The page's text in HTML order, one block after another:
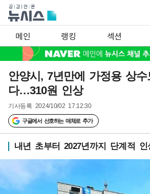
메인 랭킹 섹션
안양시, 7년만에 가정용 상
다…310원 인상
기사등록 2024/10/02 17:12:30
구글에서 선호하는 매체로 추가
내년 초부터 2027년까지 단계적 인